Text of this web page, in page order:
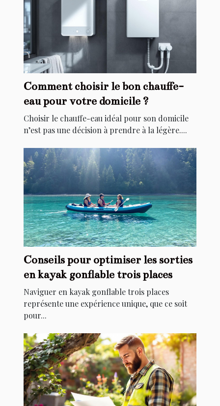
Comment choisir le bon chauffe-
eau pour votre domicile ?
Choisir le chauffe-eau idéal pour son domicile
n’est pas une décision à prendre à la légère....
Conseils pour optimiser les sorties
en kayak gonflable trois places
Naviguer en kayak gonflable trois places
représente une expérience unique, que ce soit
pour...